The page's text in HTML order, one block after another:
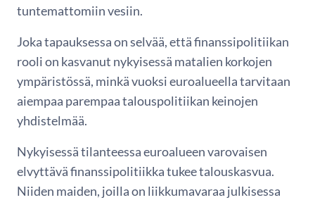
tuntemattomiin vesiin.
Joka tapauksessa on selvää, että finanssipolitiikan
rooli on kasvanut nykyisessä matalien korkojen
ympäristössä, minkä vuoksi euroalueella tarvitaan
aiempaa parempaa talouspolitiikan keinojen
yhdistelmää.
Nykyisessä tilanteessa euroalueen varovaisen
elvyttävä finanssipolitiikka tukee talouskasvua.
Niiden maiden, joilla on liikkumavaraa julkisessa